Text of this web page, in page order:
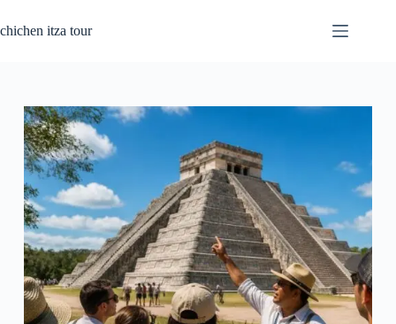
al
contenido
chichen itza tour